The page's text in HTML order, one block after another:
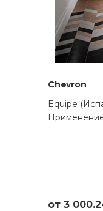
Chevron
Equipe
от 3